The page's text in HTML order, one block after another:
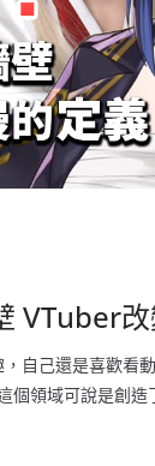
VTuber
自己還是喜歡看
領域可說是創造